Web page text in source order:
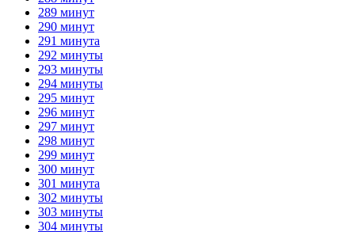
289 минут
290 минут
291 минута
292 минуты
293 минуты
294 минуты
295 минут
296 минут
297 минут
298 минут
299 минут
300 минут
301 минута
302 минуты
303 минуты
304 минуты